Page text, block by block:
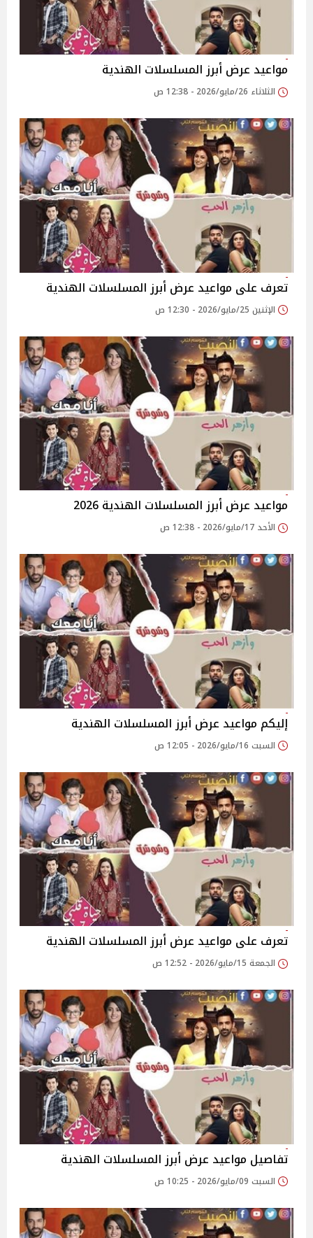
مواعيد عرض أبرز المسلسلات الهندية
الثلاثاء 26/مايو/2026 - 12:38 ص
تعرف على مواعيد عرض أبرز المسلسلات الهندية
الإثنين 25/مايو/2026 - 12:30 ص
مواعيد عرض أبرز المسلسلات الهندية 2026
الأحد 17/مايو/2026 - 12:38 ص
إليكم مواعيد عرض أبرز المسلسلات الهندية
السبت 16/مايو/2026 - 12:05 ص
تعرف على مواعيد عرض أبرز المسلسلات الهندية
الجمعة 15/مايو/2026 - 12:52 ص
تفاصيل مواعيد عرض أبرز المسلسلات الهندية
السبت 09/مايو/2026 - 10:25 ص